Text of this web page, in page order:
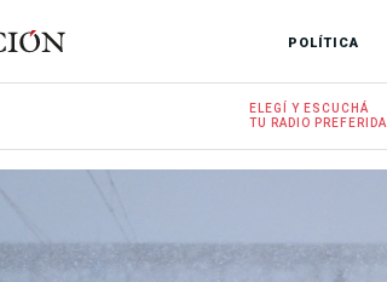
POLÍTICA
ELEGÍ Y ESCUCHÁ
TU RADIO PREFERIDA